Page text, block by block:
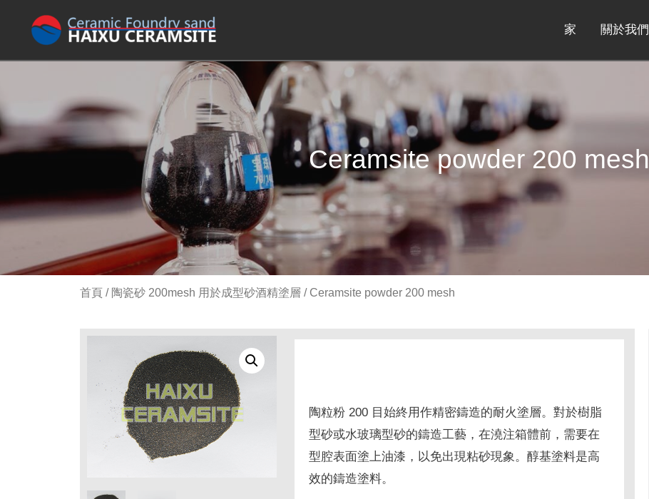
家 關於我們
Ceramsite powder 200 mesh
首頁 / 陶瓷砂 200mesh 用於成型砂酒精塗層 / Ceramsite powder 200 mesh
陶粒粉 200 目始終用作精密鑄造的耐火塗層。對於樹脂
型砂或水玻璃型砂的鑄造工藝，在澆注箱體前，需要在
型腔表面塗上油漆，以免出現粘砂現象。醇基塗料是高
效的鑄造塗料。